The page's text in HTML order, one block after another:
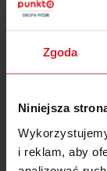
Zgoda
Niniejsza
i reklam, aby
Burze,
żywiołów.